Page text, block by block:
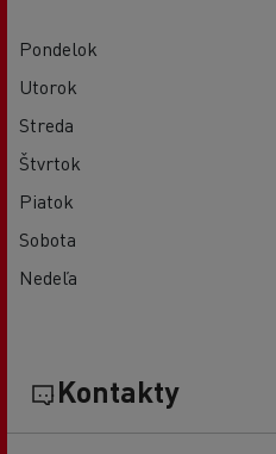
Pondelok
Utorok
Streda
Štvrtok
Piatok
Sobota
Nedeľa
Kontakty